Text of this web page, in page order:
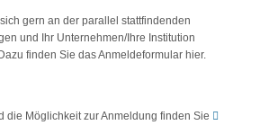
gern an der parallel stattfindenden
und Ihr Unternehmen/Ihre Institution
finden Sie das Anmeldeformular hier.
die Möglichkeit zur Anmeldung finden Sie